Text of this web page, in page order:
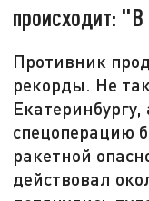
происходит:
Противник
рекорды. Не
спецоперацию
ракетной
действовал